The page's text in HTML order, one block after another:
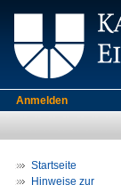
Anmelden
Startseite
Hinweise zur